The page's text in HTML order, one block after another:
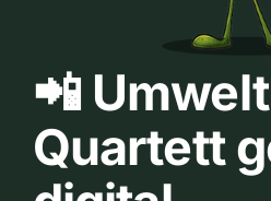
📲
Quartett